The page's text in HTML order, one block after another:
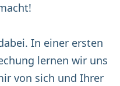
In einer ersten
lernen wir uns
von sich und Ihrer